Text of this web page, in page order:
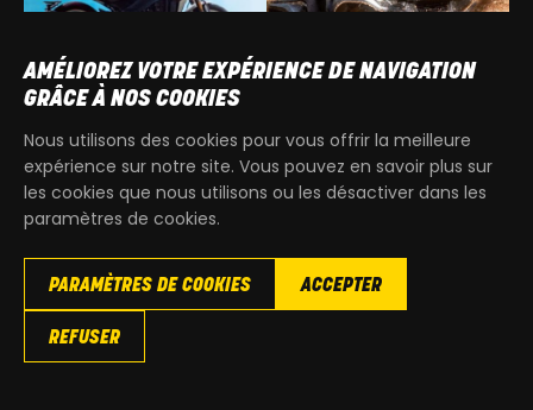
NOUS RENDRE VISITE
AMÉLIOREZ VOTRE EXPÉRIENCE DE NAVIGATION
GRÂCE À NOS COOKIES
Nous utilisons des cookies pour vous offrir la meilleure
expérience sur notre site. Vous pouvez en savoir plus sur
les cookies que nous utilisons ou les désactiver dans les
paramètres de cookies.
PARAMÈTRES DE COOKIES ACCEPTER
REFUSER